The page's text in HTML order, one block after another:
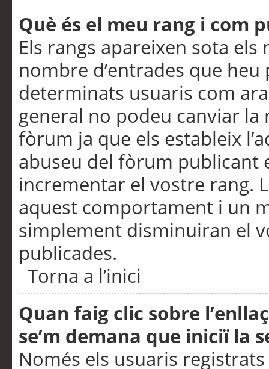
Què és el meu rang i com
Els rangs apareixen sota
nombre d’entrades que
determinats usuaris com
general no podeu canviar
fòrum ja que els estableix
abuseu del fòrum publicant
incrementar el vostre rang.
aquest comportament i un
simplement disminuiran el
publicades.
Torna a l’inici
Quan faig clic sobre
se’m demana que iniciï la
Només els usuaris